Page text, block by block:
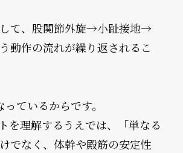
して、股関節外旋→小趾接地→
動作の流れが繰り返されるこ
ているからです。
を理解するうえでは、「単なる
でなく、体幹や殿筋の安定性